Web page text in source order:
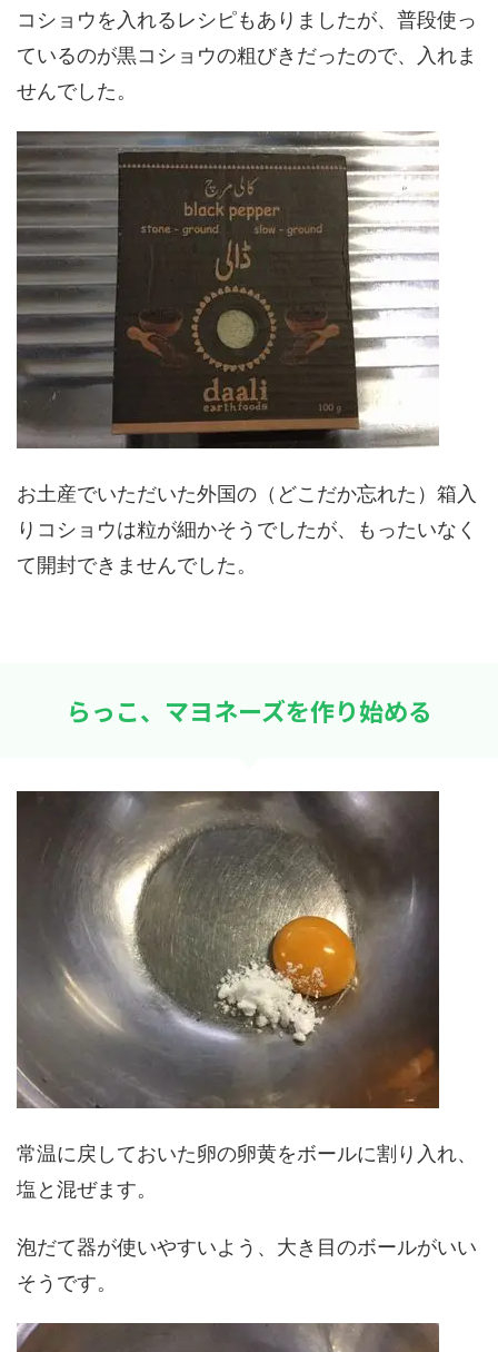
コショウを入れるレシピもありましたが、普段使っ
ているのが黒コショウの粗びきだったので、入れま
せんでした。
お土産でいただいた外国の（どこだか忘れた）箱入
りコショウは粒が細かそうでしたが、もったいなく
て開封できませんでした。
らっこ、マヨネーズを作り始める
常温に戻しておいた卵の卵黄をボールに割り入れ、
塩と混ぜます。
泡だて器が使いやすいよう、大き目のボールがいい
そうです。